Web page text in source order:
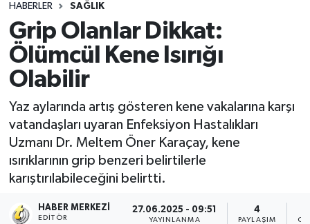
HABERLER SAĞLIK
Grip Olanlar Dikkat:
Ölümcül Kene Isırığı
Olabilir
Yaz aylarında artış gösteren kene vakalarına karşı
vatandaşları uyaran Enfeksiyon Hastalıkları
Uzmanı Dr. Meltem Öner Karaçay, kene
ısırıklarının grip benzeri belirtilerle
karıştırılabileceğini belirtti.
HABER MERKEZI
EDITÖR
27.06.2025 - 09:51
YAYINLANMA
4
PAYLAŞIM
Ulusal Haberler
Vefat Edenler